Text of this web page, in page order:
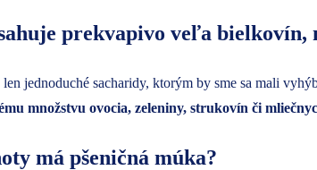
prekvapivo veľa bielkovín,
jednoduché sacharidy, ktorým by sme sa mali
množstvu ovocia, zeleniny, strukovín či
má pšeničná múka?